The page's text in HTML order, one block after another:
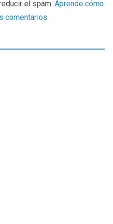
el spam. Aprende cómo
comentarios.